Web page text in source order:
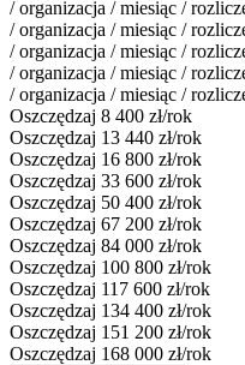
/ organizacja / miesiąc /
/ organizacja / miesiąc /
/ organizacja / miesiąc /
/ organizacja / miesiąc /
/ organizacja / miesiąc /
Oszczędzaj 8 400 zł/rok
Oszczędzaj 13 440 zł/rok
Oszczędzaj 16 800 zł/rok
Oszczędzaj 33 600 zł/rok
Oszczędzaj 50 400 zł/rok
Oszczędzaj 67 200 zł/rok
Oszczędzaj 84 000 zł/rok
Oszczędzaj 100 800 zł/rok
Oszczędzaj 117 600 zł/rok
Oszczędzaj 134 400 zł/rok
Oszczędzaj 151 200 zł/rok
Oszczędzaj 168 000 zł/rok